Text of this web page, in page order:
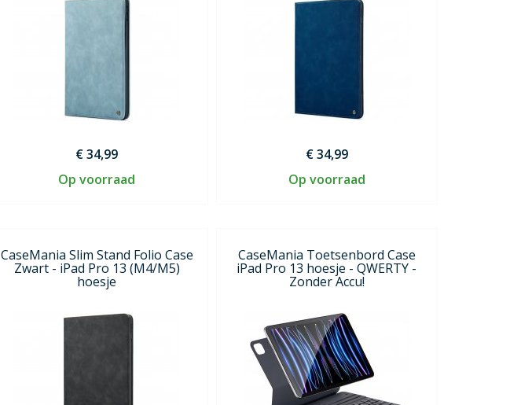
€ 34,99
Op voorraad
€ 34,99
Op voorraad
CaseMania Slim Stand Folio Case
Zwart - iPad Pro 13 (M4/M5)
hoesje
CaseMania Toetsenbord Case
iPad Pro 13 hoesje - QWERTY -
Zonder Accu!